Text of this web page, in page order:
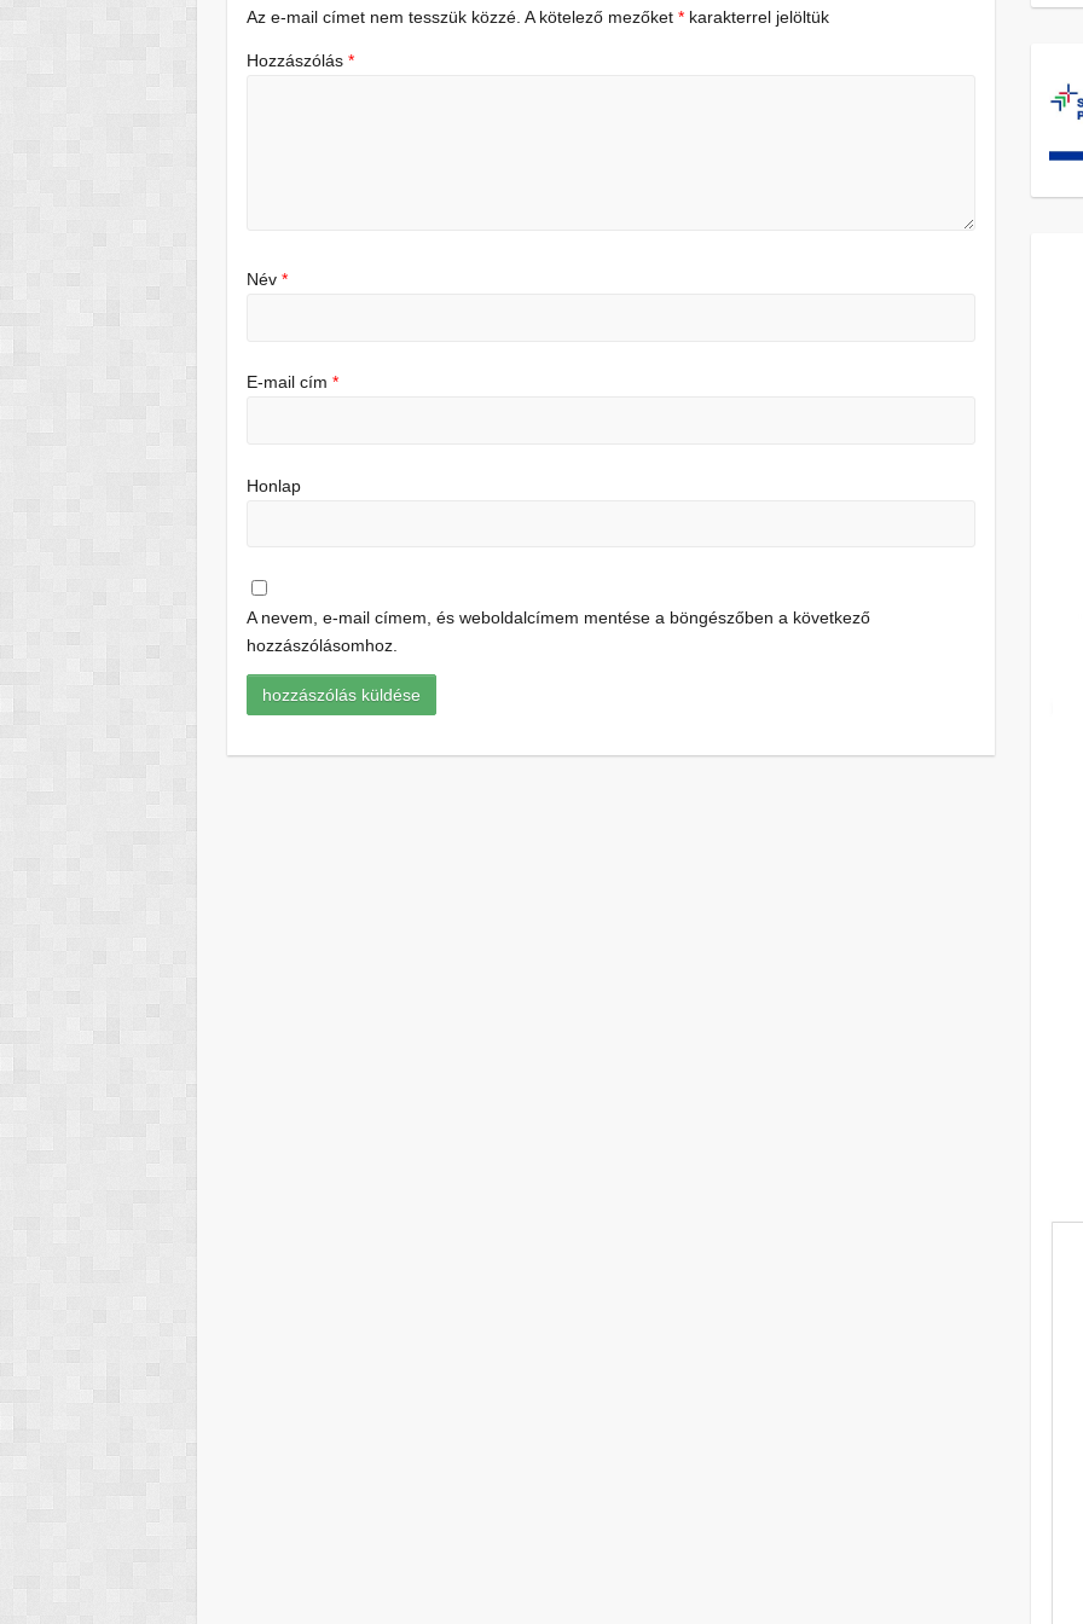
Az e-mail címet nem tesszük közzé. A kötelező mezőket* karakterrel jelöltük
Hozzászólás*
Név*
E-mail cím*
Honlap
A nevem, e-mail címem, és weboldalcímem mentése a böngészőben a következő
hozzászólásomhoz.